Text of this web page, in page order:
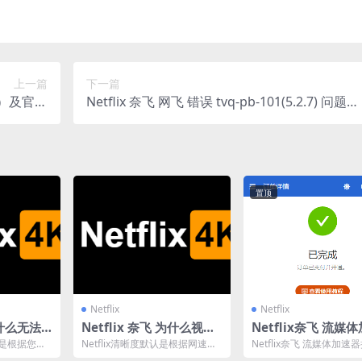
上一篇
及官方
下一篇
Netflix 奈飞 网飞 错误 tvq-pb-101(5.2.7) 问题解
无法
根据您的
Netflix
Netflix 奈飞 为什么视频
不清晰，如何开启4k
Netflix清晰度默认是根据网速自
置顶
Netflix
Netflix奈飞 流媒体
器推荐 解决无法登录
Netflix奈飞 流媒体加速